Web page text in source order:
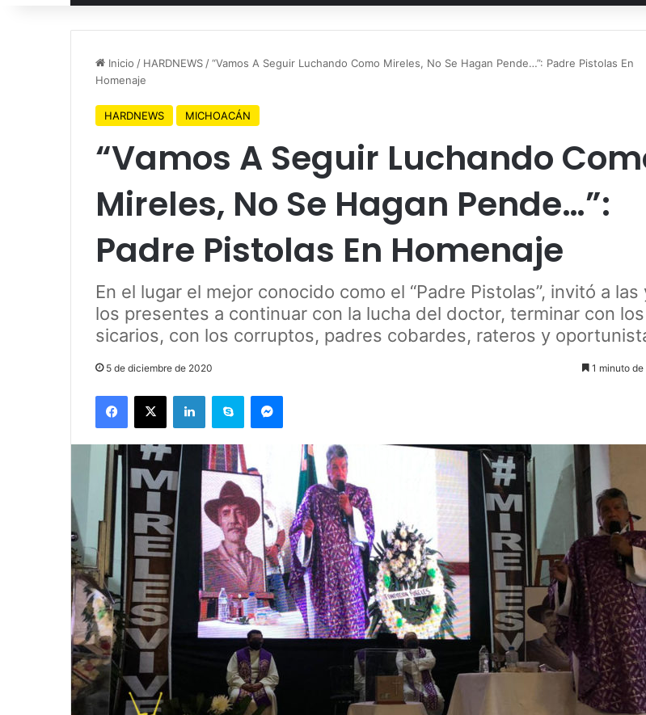
Inicio / HARDNEWS /“Vamos A Seguir Luchando Como Mireles, No Se Hagan Pende…”: Padre Pistolas En
Homenaje
HARDNEWS MICHOACÁN
“Vamos A Seguir Luchando
Mireles, No Se Hagan Pende…”:
Padre Pistolas En Homenaje
En el lugar el mejor conocido como el “Padre Pistolas”, invitó a las
los presentes a continuar con la lucha del doctor, terminar con los
sicarios, con los corruptos, padres cobardes, rateros y
5 de diciembre de 2020 1 minuto
Facebook
X LinkedInSkype Messenger